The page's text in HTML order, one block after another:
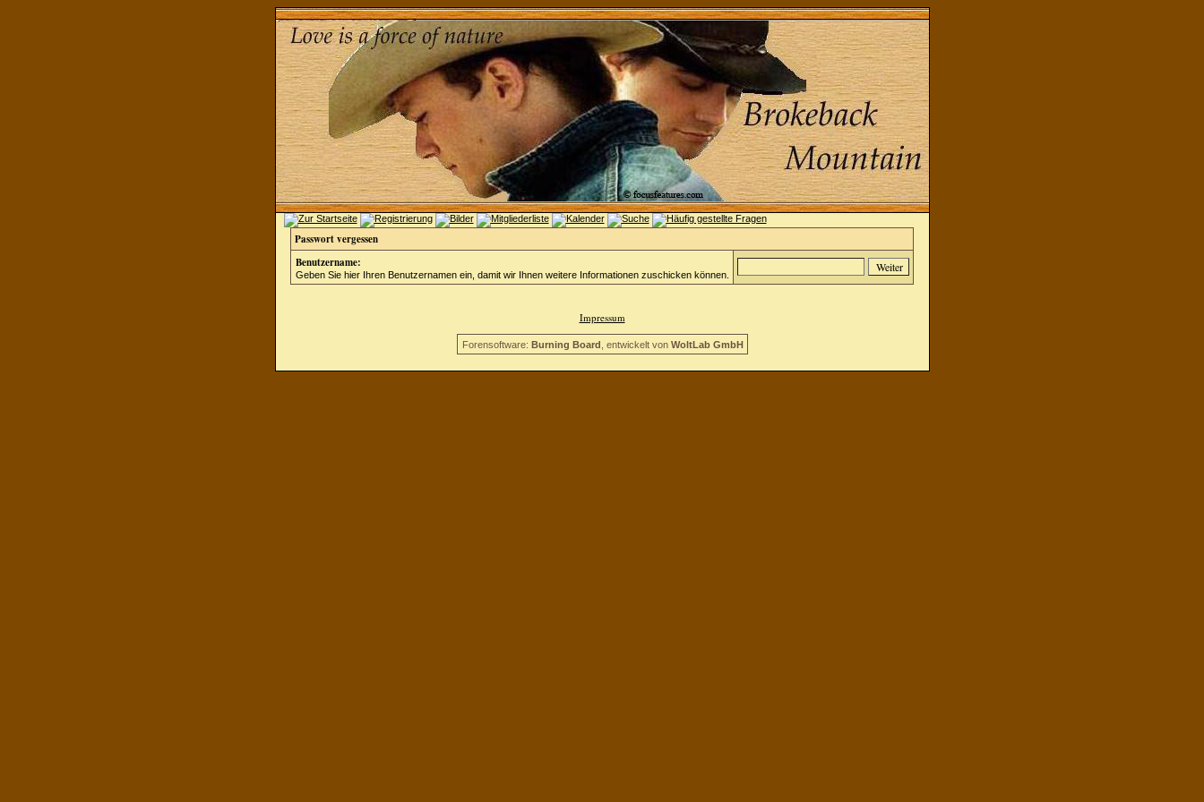
Passwort vergessen
Benutzername:
Geben Sie hier Ihren Benutzernamen ein, damit wir Ihnen weitere Informationen zuschicken können.
Impressum
Forensoftware: Burning Board , entwickelt von WoltLab GmbH